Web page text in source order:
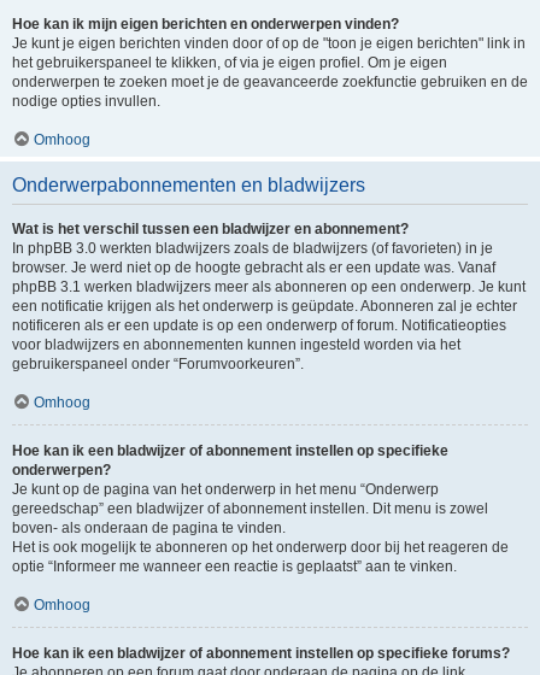
Hoe kan ik mijn eigen berichten en onderwerpen vinden?
Je kunt je eigen berichten vinden door of op de "toon je eigen berichten" link in
het gebruikerspaneel te klikken, of via je eigen profiel. Om je eigen
onderwerpen te zoeken moet je de geavanceerde zoekfunctie gebruiken en de
nodige opties invullen.
Omhoog
Onderwerpabonnementen en bladwijzers
Wat is het verschil tussen een bladwijzer en abonnement?
In phpBB 3.0 werkten bladwijzers zoals de bladwijzers (of favorieten) in je
browser. Je werd niet op de hoogte gebracht als er een update was. Vanaf
phpBB 3.1 werken bladwijzers meer als abonneren op een onderwerp. Je kunt
een notificatie krijgen als het onderwerp is geüpdate. Abonneren zal je echter
notificeren als er een update is op een onderwerp of forum. Notificatieopties
voor bladwijzers en abonnementen kunnen ingesteld worden via het
gebruikerspaneel onder “Forumvoorkeuren”.
Omhoog
Hoe kan ik een bladwijzer of abonnement instellen op specifieke
onderwerpen?
Je kunt op de pagina van het onderwerp in het menu “Onderwerp
gereedschap” een bladwijzer of abonnement instellen. Dit menu is zowel
boven- als onderaan de pagina te vinden.
Het is ook mogelijk te abonneren op het onderwerp door bij het reageren de
optie “Informeer me wanneer een reactie is geplaatst” aan te vinken.
Omhoog
Hoe kan ik een bladwijzer of abonnement instellen op specifieke forums?